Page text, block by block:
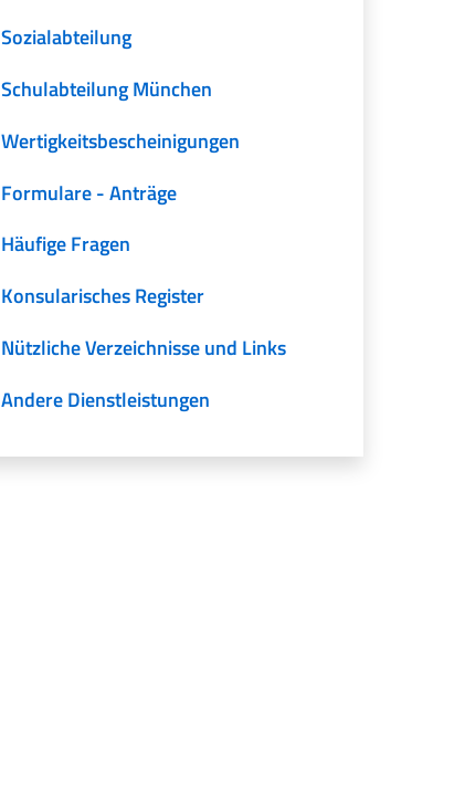
Sozialabteilung
Schulabteilung München
Wertigkeitsbescheinigungen
Formulare - Anträge
Häufige Fragen
Konsularisches Register
Nützliche Verzeichnisse und Links
Andere Dienstleistungen